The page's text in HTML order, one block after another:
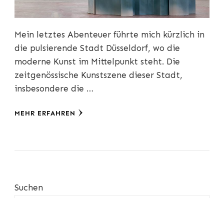
Mein letztes Abenteuer führte mich kürzlich in
die pulsierende Stadt Düsseldorf, wo die
moderne Kunst im Mittelpunkt steht. Die
zeitgenössische Kunstszene dieser Stadt,
insbesondere die …
MEHR ERFAHREN
Suchen